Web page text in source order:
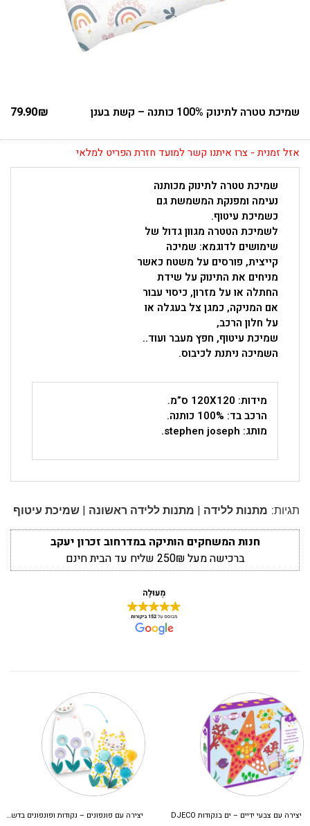
שמיכת טטרה לתינוק 100% כותנה – קשת בענן 79.90₪
אזל זמנית - צרו איתנו קשר למועד חזרת הפריט למלאי
שמיכת טטרה לתינוק מכותנה
נעימה ומפנקת המשמשת גם
כשמיכת עיטוף.
לשמיכת הטטרה מגוון גדול של
שימושים לדוגמא: שמיכה
קייצית, פורסים על משטח כאשר
מניחים את התינוק על שידת
החתלה או על מזרון, כיסוי עבור
אם המניקה, כמגן צל בעגלה או
על חלון הרכב,
שמיכת עיטוף, חפץ מעבר ועוד..
השמיכה ניתנת לכיבוס.
מידות: 120X120 ס”מ.
הרכב בד: 100% כותנה.
מותג: stephen joseph.
תגיות: מתנות ללידה | מתנות ללידה ראשונה | שמיכת עיטוף
חנות המשחקים הותיקה במדרחוב זכרון יעקב
ברכישה מעל 250₪ שליח עד הבית חינם
יצירה עם צבעי ידיים – ים בנקודות DJECO יצירה עם פונפונים – נקודות ופונפונים בדשא DJECO